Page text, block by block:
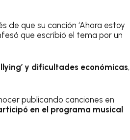
de que su canción ‘Ahora estoy
que escribió el tema por un
y dificultades económicas,
publicando canciones en
en el programa musical